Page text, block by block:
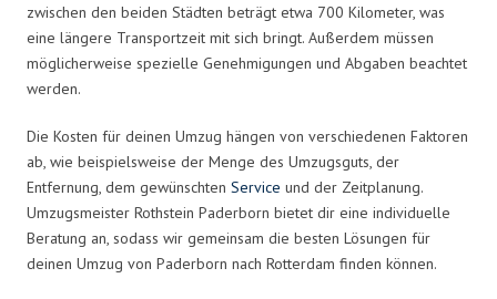
zwischen den beiden Städten beträgt etwa 700 Kilometer, was
eine längere Transportzeit mit sich bringt. Außerdem müssen
möglicherweise spezielle Genehmigungen und Abgaben beachtet
werden.
Die Kosten für deinen Umzug hängen von verschiedenen Faktoren
ab, wie beispielsweise der Menge des Umzugsguts, der
Entfernung, dem gewünschten Service und der Zeitplanung.
Umzugsmeister Rothstein Paderborn bietet dir eine individuelle
Beratung an, sodass wir gemeinsam die besten Lösungen für
deinen Umzug von Paderborn nach Rotterdam finden können.